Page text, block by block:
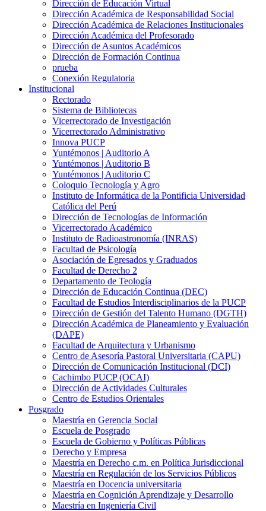
Dirección de Educación Virtual
Dirección Académica de Responsabilidad Social
Dirección Académica de Relaciones Institucionales
Dirección Académica del Profesorado
Dirección de Asuntos Académicos
Dirección de Formación Continua
prueba
Conexión Regulatoria
Institucional
Rectorado
Sistema de Bibliotecas
Vicerrectorado de Investigación
Vicerrectorado Administrativo
Innova PUCP
Yuntémonos | Auditorio A
Yuntémonos | Auditorio B
Yuntémonos | Auditorio C
Coloquio Tecnología y Agro
Instituto de Informática de la Pontificia Universidad
Católica del Perú
Dirección de Tecnologías de Información
Vicerrectorado Académico
Instituto de Radioastronomía (INRAS)
Facultad de Psicología
Asociación de Egresados y Graduados
Facultad de Derecho 2
Departamento de Teología
Dirección de Educación Continua (DEC)
Facultad de Estudios Interdisciplinarios de la PUCP
Dirección de Gestión del Talento Humano (DGTH)
Dirección Académica de Planeamiento y Evaluación
(DAPE)
Facultad de Arquitectura y Urbanismo
Centro de Asesoría Pastoral Universitaria (CAPU)
Dirección de Comunicación Institucional (DCI)
Cachimbo PUCP (OCAI)
Dirección de Actividades Culturales
Centro de Estudios Orientales
Posgrado
Maestría en Gerencia Social
Escuela de Posgrado
Escuela de Gobierno y Políticas Públicas
Derecho y Empresa
Maestría en Derecho c.m. en Política Jurisdiccional
Maestría en Regulación de los Servicios Públicos
Maestría en Docencia universitaria
Maestría en Cognición Aprendizaje y Desarrollo
Maestría en Ingeniería Civil